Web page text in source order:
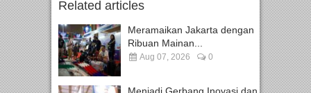
Related articles
Meramaikan Jakarta dengan
Ribuan Mainan...
Aug 07, 2026 0